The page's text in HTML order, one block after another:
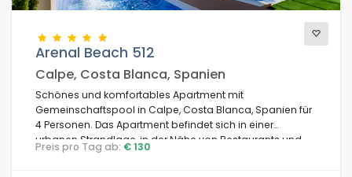
Arenal Beach 512
Calpe, Costa Blanca, Spanien
Schönes und komfortables Apartment mit
Gemeinschaftspool in Calpe, Costa Blanca, Spanien für
4 Personen. Das Apartment befindet sich in einer
urbanen Strandlage, in der Nähe von Restaurants und
Bars, Geschäften und Supermärkten, und nur 200 m vom
Preis pro Tag ab: € 130